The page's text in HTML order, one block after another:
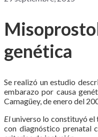
genética
Se realizó un estudio
embarazo por causa
Camagüey, de enero del
Eluniverso lo constituyó
con diagnóstico prenatal